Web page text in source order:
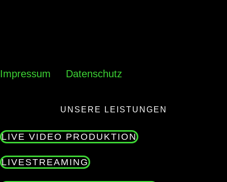
Impressum Datenschutz
UNSERE LEISTUNGEN
LIVE VIDEO PRODUKTION
LIVESTREAMING